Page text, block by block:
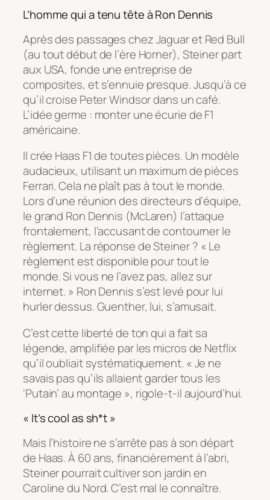
L’homme qui a tenu tête à Ron Dennis
Après des passages chez Jaguar et Red Bull
(au tout début de l’ère Horner), Steiner part
aux USA, fonde une entreprise de
composites, et s’ennuie presque. Jusqu’à ce
qu’il croise Peter Windsor dans un café.
L’idée germe : monter une écurie de F1
américaine.
Il crée Haas F1 de toutes pièces. Un modèle
audacieux, utilisant un maximum de pièces
Ferrari. Cela ne plaît pas à tout le monde.
Lors d’une réunion des directeurs d’équipe,
le grand Ron Dennis (McLaren) l’attaque
frontalement, l’accusant de contourner le
règlement. La réponse de Steiner ? « Le
règlement est disponible pour tout le
monde. Si vous ne l’avez pas, allez sur
internet. » Ron Dennis s’est levé pour lui
hurler dessus. Guenther, lui, s’amusait.
C’est cette liberté de ton qui a fait sa
légende, amplifiée par les micros de Netflix
qu’il oubliait systématiquement. « Je ne
savais pas qu’ils allaient garder tous les
‘Putain’ au montage », rigole-t-il aujourd’hui.
« It’s cool as sh*t »
Mais l’histoire ne s’arrête pas à son départ
de Haas. À 60 ans, financièrement à l’abri,
Steiner pourrait cultiver son jardin en
Caroline du Nord. C’est mal le connaître.